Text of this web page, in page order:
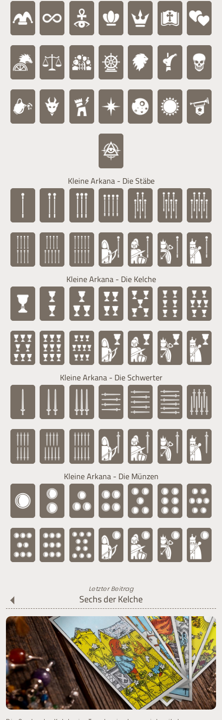
Kleine Arkana - Die Stäbe
Kleine Arkana - Die Kelche
Kleine Arkana - Die Schwerter
Kleine Arkana - Die Münzen
Letzter Beitrag
Sechs der Kelche